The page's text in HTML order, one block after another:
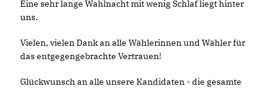
Eine sehr lange Wahlnacht mit wenig Schlaf liegt hinter
uns.
Vielen, vielen Dank an alle Wählerinnen und Wähler für
das entgegengebrachte Vertrauen!
Glückwunsch an alle unsere Kandidaten - die gesamte